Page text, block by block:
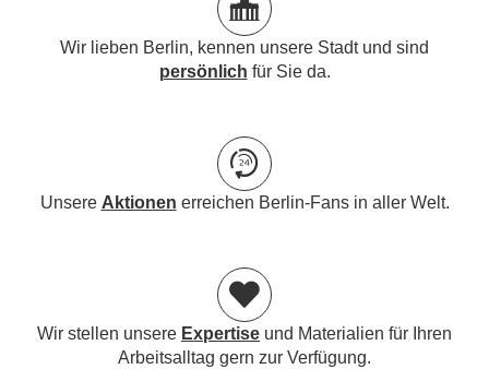
Wir lieben Berlin, kennen unsere Stadt und sind
persönlich für Sie da.
Unsere Aktionen erreichen Berlin-Fans in aller Welt.
Wir stellen unsere Expertise und Materialien für Ihren
Arbeitsalltag gern zur Verfügung.